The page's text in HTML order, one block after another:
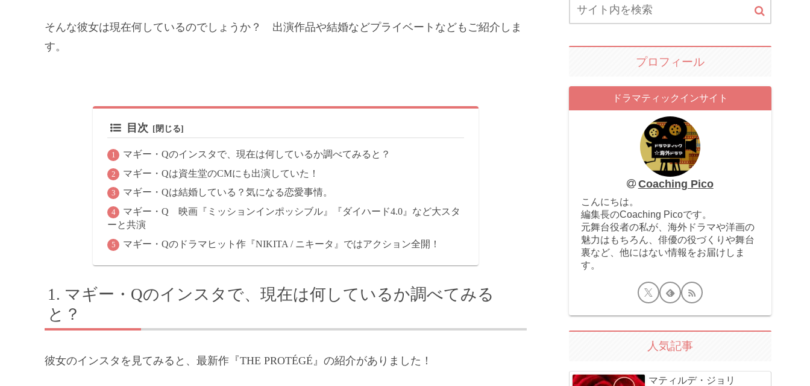
そんな彼女は現在何しているのでしょうか？ 出演作品や結婚などプライベートなどもご紹介しま
す。
目次
マギー・Qのインスタで、現在は何しているか調べてみると？
マギー・Qは資生堂のCMにも出演していた！
マギー・Qは結婚している？気になる恋愛事情。
マギー・Q 映画『ミッションインポッシブル』『ダイハード4.0』など大スタ
ーと共演
マギー・Qのドラマヒット作『NIKITA / ニキータ』ではアクション全開！
マギー・Qのインスタで、現在は何しているか調べてみる
と？
彼女のインスタを見てみると、最新作『THE PROTÉGÉ』の紹介がありました！
プロフィール
ドラマティックインサイト
Coaching Pico
こんにちは。
編集長のCoaching Picoです。
元舞台役者の私が、海外ドラマや洋画の
魅力はもちろん、俳優の役づくりや舞台
裏など、他にはない情報をお届けしま
す。
人気記事
マティルデ・ジョリ